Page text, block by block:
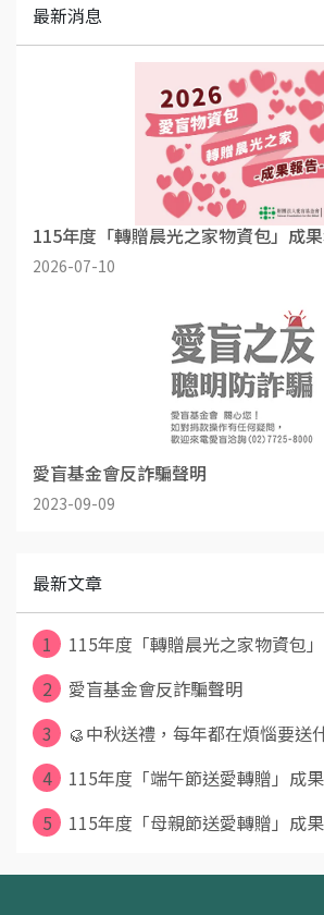
最新消息
115年度「轉贈晨光之家物資包」成
2026-07-10
愛盲基金會反詐騙聲明
2023-09-09
最新文章
1
115年度「轉贈晨光之家物資包
2
愛盲基金會反詐騙聲明
3
🥮中秋送禮，每年都在煩惱要送
4
115年度「端午節送愛轉贈」成
5
115年度「母親節送愛轉贈」成